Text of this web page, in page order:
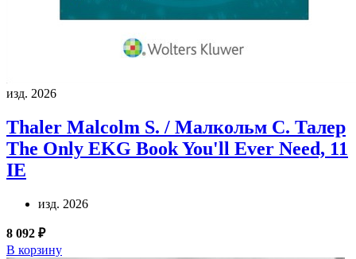
изд. 2026
Thaler Malcolm S. / Малкольм С. Талер
The Only EKG Book You'll Ever Need, 11
IE
изд. 2026
8 092 ₽
В корзину